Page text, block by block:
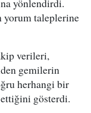
yönlendirdi.
yorum taleplerine
verileri,
gemilerin
herhangi bir
ettiğini gösterdi.